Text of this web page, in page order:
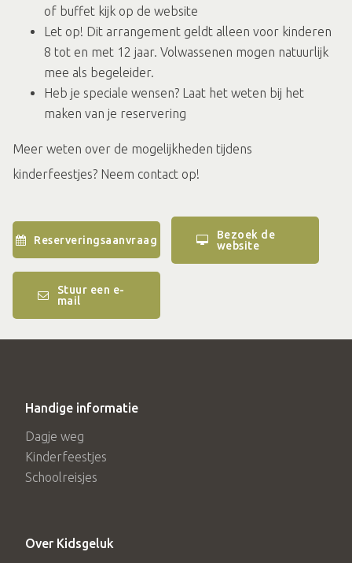
of buffet kijk op de website
Let op! Dit arrangement geldt alleen voor kinderen
8 tot en met 12 jaar. Volwassenen mogen natuurlijk
mee als begeleider.
Heb je speciale wensen? Laat het weten bij het
maken van je reservering
Meer weten over de mogelijkheden tijdens
kinderfeestjes? Neem contact op!
Reserveringsaanvraag
Bezoek de
website
Stuur een e-
mail
Handige informatie
Dagje weg
Kinderfeestjes
Schoolreisjes
Over Kidsgeluk